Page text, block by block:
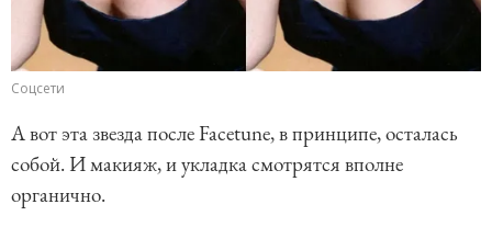
Соцсети
А вот эта звезда после Facetune, в принципе, осталась
собой. И макияж, и укладка смотрятся вполне
органично.